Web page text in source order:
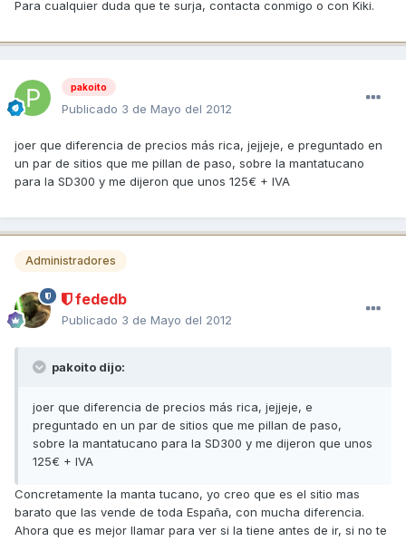
Para cualquier duda que te surja, contacta conmigo o con Kiki.
pakoito
Publicado 3 de Mayo del 2012
joer que diferencia de precios más rica, jejjeje, e preguntado en
un par de sitios que me pillan de paso, sobre la mantatucano
para la SD300 y me dijeron que unos 125€ + IVA
Administradores
fededb
Publicado 3 de Mayo del 2012
pakoito dijo:
joer que diferencia de precios más rica, jejjeje, e
preguntado en un par de sitios que me pillan de paso,
sobre la mantatucano para la SD300 y me dijeron que unos
125€ + IVA
Concretamente la manta tucano, yo creo que es el sitio mas
barato que las vende de toda España, con mucha diferencia.
Ahora que es mejor llamar para ver si la tiene antes de ir, si no te